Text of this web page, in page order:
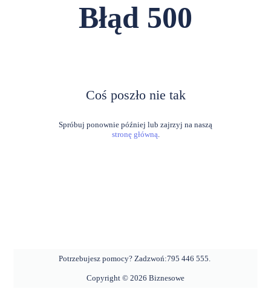
Błąd 500
Coś poszło nie tak
stronę główną.
Potrzebujesz pomocy? Zadzwoń:795 446 555.
Copyright © 2026 Biznesowe